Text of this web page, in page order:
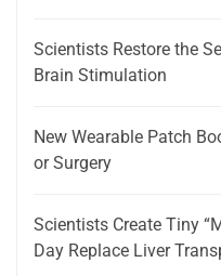
Scientists Restore the
Brain Stimulation
New Wearable Patch
or Surgery
Scientists Create Tiny
Day Replace Liver